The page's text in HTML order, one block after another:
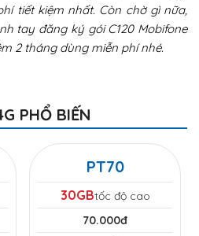
tiết kiệm nhất. Còn chờ gì nữa,
tay đăng ký gói C120 Mobifone
2 tháng dùng miễn phí nhé.
PHỔ BIẾN
PT70
30GBtốc độ cao
70.000đ